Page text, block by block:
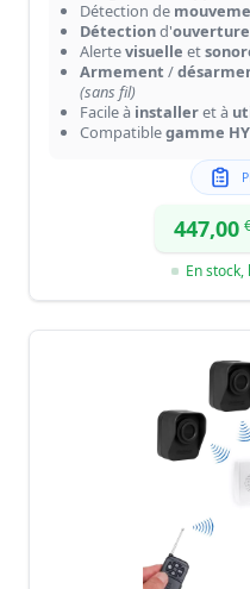
Détection de
Détectiond'ouverture
Alertevisuelle et
Armement /
(sans fil)
Facile à installeret à
Compatiblegamme HY
447,00
En